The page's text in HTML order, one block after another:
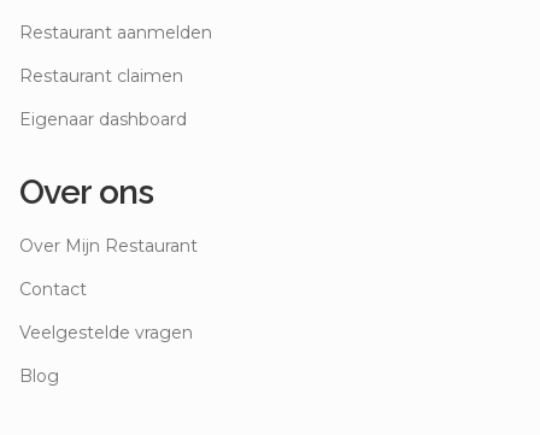
Restaurant aanmelden
Restaurant claimen
Eigenaar dashboard
Over ons
Over Mijn Restaurant
Contact
Veelgestelde vragen
Blog